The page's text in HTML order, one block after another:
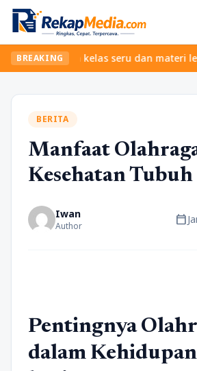
BREAKINGkelas seru dan materi
BERITA
Manfaat
Kesehatan Tubuh
Iwan
Author calendar_today
Pentingnya
dalam